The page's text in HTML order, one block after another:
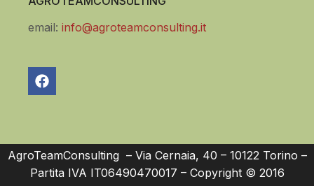
email: info@agroteamconsulting.it
AgroTeamConsulting – Via Cernaia, 40 – 10122 Torino –
Partita IVA IT06490470017 – Copyright © 2016